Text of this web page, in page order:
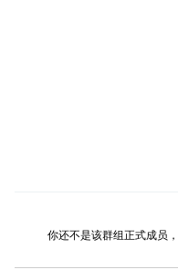
你还不是该群组正式成员